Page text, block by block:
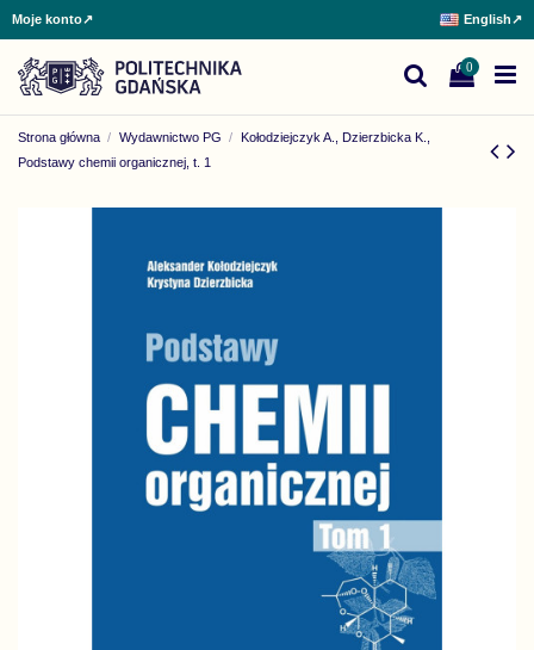
Moje konto↗ English↗
0
Strona główna Wydawnictwo PG
Kołodziejczyk A., Dzierzbicka K.,
Podstawy chemii organicznej, t. 1